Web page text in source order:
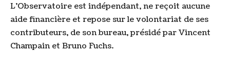
L’Observatoire est indépendant, ne reçoit aucune
aide financière et repose sur le volontariat de ses
contributeurs, de son bureau, présidé par Vincent
Champain et Bruno Fuchs.